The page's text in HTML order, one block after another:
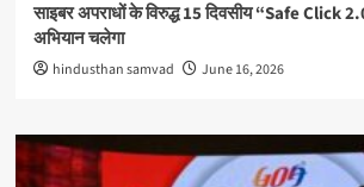
साइबर अपराधों के विरुद्ध 15 दिवसीय “Safe Click
अभियान चलेगा
hindusthan samvad June 16, 2026